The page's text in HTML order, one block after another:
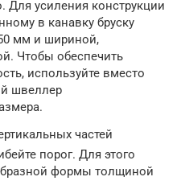
Для усиления конструкции
в канавку бруску
мм и шириной,
Чтобы обеспечить
используйте вместо
швеллер
частей
порог. Для этого
формы толщиной